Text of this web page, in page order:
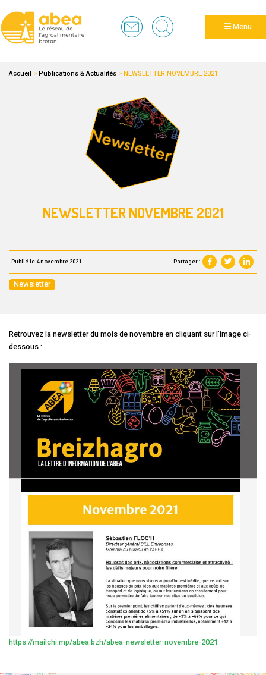
Menu
Accueil >Publications & Actualités >NEWSLETTER NOVEMBRE 2021
NEWSLETTER NOVEMBRE 2021
Publié le 4 novembre 2021 Partager :
Newsletter
Retrouvez la newsletter du mois de novembre en cliquant sur l’image ci-
dessous :
https://mailchi.mp/abea.bzh/abea-newsletter-novembre-2021